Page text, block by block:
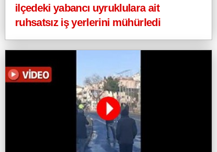
ilçedeki yabancı uyruklulara ait
ruhsatsız iş yerlerini mühürledi